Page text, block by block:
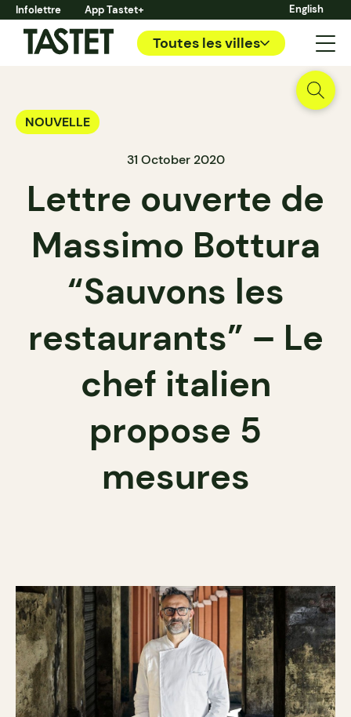
Infolettre App Tastet+ English
Toutes les villes
NOUVELLE
31 October 2020
Lettre ouverte de
Massimo Bottura
“Sauvons les
restaurants” – Le
chef italien
propose 5
mesures